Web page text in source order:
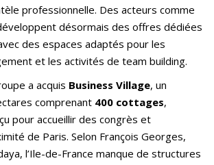
professionnelle. Des acteurs comme
désormais des offres dédiées
des espaces adaptés pour les
et les activités de team building.
a acquis Business Village, un
comprenant 400 cottages,
pour accueillir des congrès et
de Paris. Selon François Georges,
l’Ile-de-France manque de structures